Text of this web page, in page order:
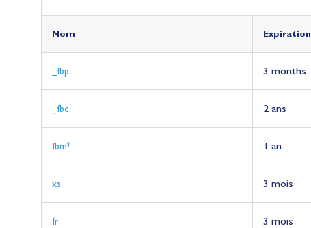
Nom
_fbp
Expiration
3 months
Nom
_fbc
Expiration
2 ans
Nom
fbm*
Expiration
1 an
Nom
xs
Expiration
3 mois
Nom
fr
Expiration
3 mois
Nom Expiration
Nom Expiration
Nom Expiration
Nom Expiration
Nom Expiration